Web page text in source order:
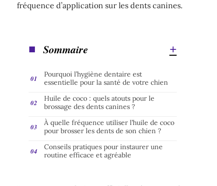
fréquence d’application sur les dents canines.
Sommaire
Pourquoi l’hygiène dentaire est
essentielle pour la santé de votre chien
Huile de coco : quels atouts pour le
brossage des dents canines ?
À quelle fréquence utiliser l’huile de coco
pour brosser les dents de son chien ?
Conseils pratiques pour instaurer une
routine efficace et agréable